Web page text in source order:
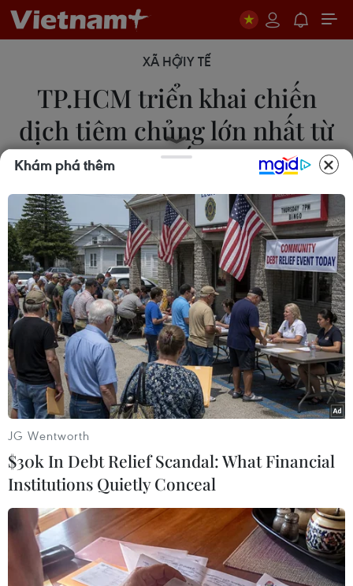
XÃ HỘIY TẾ
TP.HCM triển khai chiến
dịch tiêm chủng lớn nhất từ
trước đến nay
19/06/2021 09:31
Chiến dịch tiêm chủng vaccine phòng bệnh
COVID-19 lớn nhất từ trước đến nay đã được khởi
động sáng 19/6 tại Thành phố Hồ Chí Minh.
Khám phá thêm
JG Wentworth
$30k In Debt Relief Scandal: What Financial
Institutions Quietly Conceal